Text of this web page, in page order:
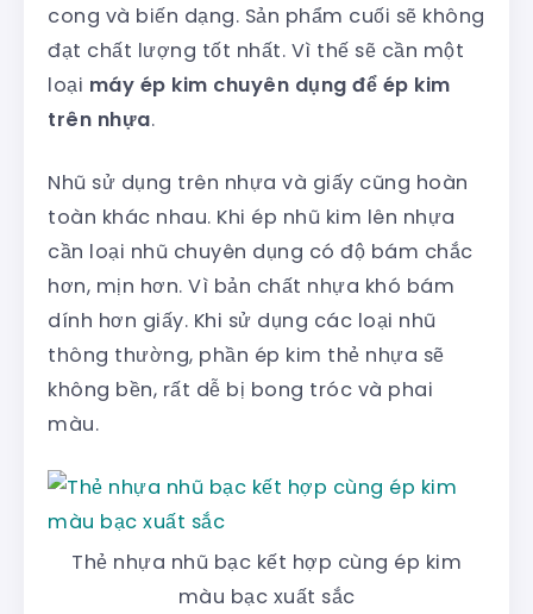
cong và biến dạng. Sản phẩm cuối sẽ không
đạt chất lượng tốt nhất. Vì thế sẽ cần một
loại máy ép kim chuyên dụng để ép kim
trên nhựa.
Nhũ sử dụng trên nhựa và giấy cũng hoàn
toàn khác nhau. Khi ép nhũ kim lên nhựa
cần loại nhũ chuyên dụng có độ bám chắc
hơn, mịn hơn. Vì bản chất nhựa khó bám
dính hơn giấy. Khi sử dụng các loại nhũ
thông thường, phần ép kim thẻ nhựa sẽ
không bền, rất dễ bị bong tróc và phai
màu.
Thẻ nhựa nhũ bạc kết hợp cùng ép kim
màu bạc xuất sắc